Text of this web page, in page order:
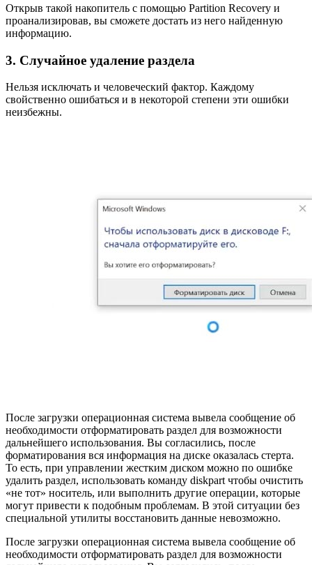
Открыв такой накопитель с помощью Partition Recovery и
проанализировав, вы сможете достать из него найденную
информацию.
3. Случайное удаление раздела
Нельзя исключать и человеческий фактор. Каждому
свойственно ошибаться и в некоторой степени эти ошибки
неизбежны.
После загрузки операционная система вывела сообщение об
необходимости отформатировать раздел для возможности
дальнейшего использования. Вы согласились, после
форматирования вся информация на диске оказалась стерта.
То есть, при управлении жестким диском можно по ошибке
удалить раздел, использовать команду diskpart чтобы очистить
«не тот» носитель, или выполнить другие операции, которые
могут привести к подобным проблемам. В этой ситуации без
специальной утилиты восстановить данные невозможно.
После загрузки операционная система вывела сообщение об
необходимости отформатировать раздел для возможности